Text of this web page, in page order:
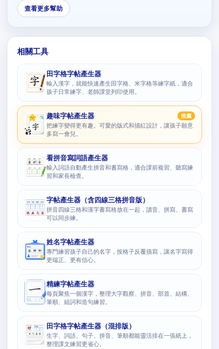
查看更多幫助
相關工具
田字格字帖產生器
輸入漢字，就能快速產生田字格、米字格等練字紙，適合
孩子日常練字、老師課堂列印使用。
趣味字帖產生器 推薦
把練字變得更有趣。可愛的版式和描紅設計，讓孩子願意
多寫一會兒。
看拼音寫詞語產生器
輸入詞語自動產生拼音和書寫格，適合課前複習、聽寫練
習和家長檢查。
字帖產生器（含四線三格拼音版）
拼音四線三格和漢字書寫格放在一起，讀音、拼寫、書寫
可以同步練。
姓名字帖產生器
專門練習孩子自己的名字，按格子反覆描寫，讓名字寫得
更端正、更有信心。
精練字帖產生器
每頁聚焦一個漢字，整理大字觀察、拼音、部首、結構、
筆順、組詞和造句練習。
田字格字帖產生器（混排版）
生字、詞語、句子、拼音、筆順都能靈活排在一張紙上，
整理課文練習更省心。